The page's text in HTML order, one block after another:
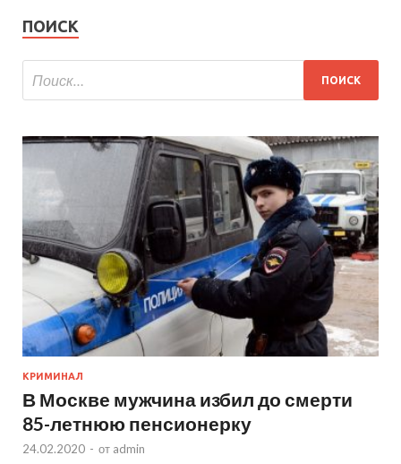
ПОИСК
КРИМИНАЛ
В Москве мужчина избил до смерти
85-летнюю пенсионерку
24.02.2020 - от admin